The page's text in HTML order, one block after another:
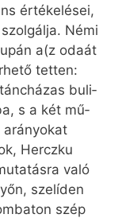
ér­té­ke­lé­sei,
Né­mi
a(z oda­át
tet­ten:
bu­li­
s a két mű­
ará­nyo­kat
Herczku
va­ló
sze­lí­den
szép